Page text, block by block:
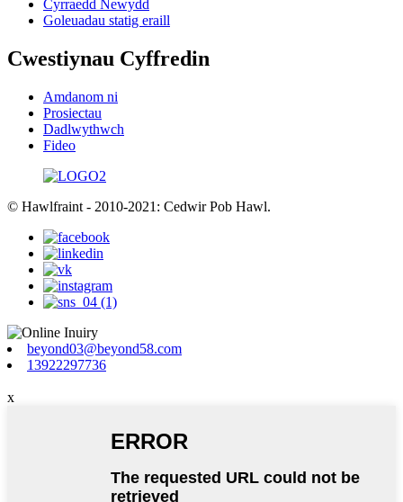
Cyrraedd Newydd
Goleuadau statig eraill
Cwestiynau Cyffredin
Amdanom ni
Prosiectau
Dadlwythwch
Fideo
© Hawlfraint - 2010-2021: Cedwir Pob Hawl.
beyond03@beyond58.com
13922297736
x